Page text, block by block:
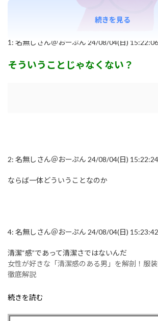
1: 名無しさん＠おーぷん 24/08/04(日)
そういうことじゃなくない？
2: 名無しさん＠おーぷん 24/08/04(日)
ならば一体どういうことなのか
4: 名無しさん＠おーぷん 24/08/04(日)
清潔“感”であって清潔さではないんだ
女性が好きな「清潔感のある男」を解剖！服
徹底解説
続きを読む
続きを見る